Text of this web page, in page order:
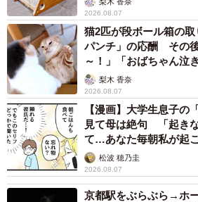
2026.08.07
猫2匹が段ボール箱の
パンチ」の応酬 その
～！」「おばちゃん泣
梨木 香奈
2026.08.07
【漫画】大学生息子の
見て母は絶句 「起き
て…あなた毎朝私が起
松波 穂乃圭
2026.08.07
京都駅をぶらぶら→ホ